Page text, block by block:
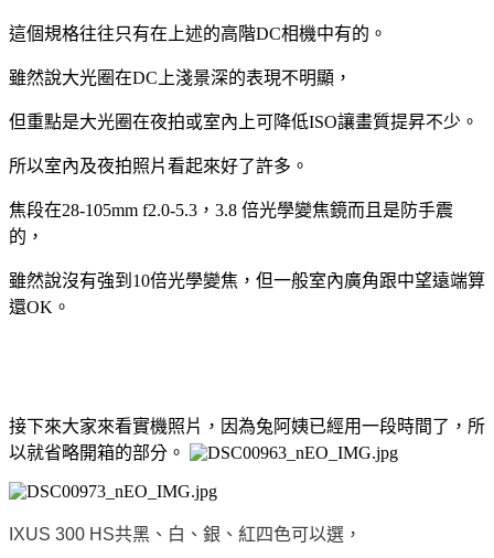
這個規格往往只有在上述的高階DC相機中有的。
雖然說大光圈在DC 上淺景深的表現不明顯，
但重點是大光圈在夜拍或室內上可降低ISO讓畫質提昇不少。
所以室內及夜拍照片看起來好了許多。
焦段在28-105mm f2.0-5.3 ， 3.8 倍光學變焦鏡而且是防手震
的，
雖然說沒有強到 10倍光學變焦，但一般室內廣角跟中望遠端算
還OK 。
接下來大家來看實機照片，因為兔阿姨已經用一段時間了，所
以就省略開箱的部分。
IXUS 300 HS共黑、白、銀、紅四色可以選，